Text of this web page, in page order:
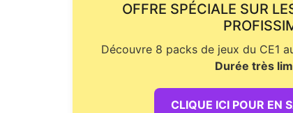
OFFRE SPÉCIALE SUR
Découvre 8 packs de jeux du CE1
Durée très
CLIQUE ICI POUR EN